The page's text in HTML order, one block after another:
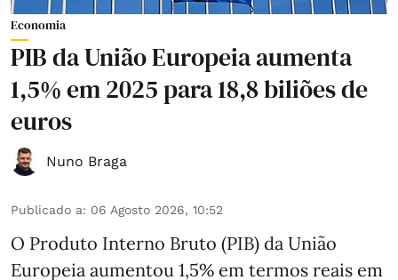
Economia
PIB da União Europeia aumenta
1,5% em 2025 para 18,8 biliões de
euros
Nuno Braga
Publicado a: 06 Agosto 2026, 10:52
O Produto Interno Bruto (PIB) da União
Europeia aumentou 1,5% em termos reais em